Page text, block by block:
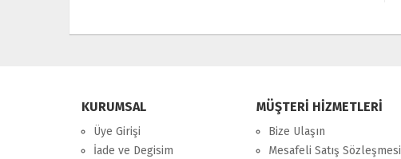
KURUMSAL
Üye Girişi
İade ve Degisim
MÜŞTERİ HİZMETLERİ
Bize Ulaşın
Mesafeli Satış Sözleşmesi